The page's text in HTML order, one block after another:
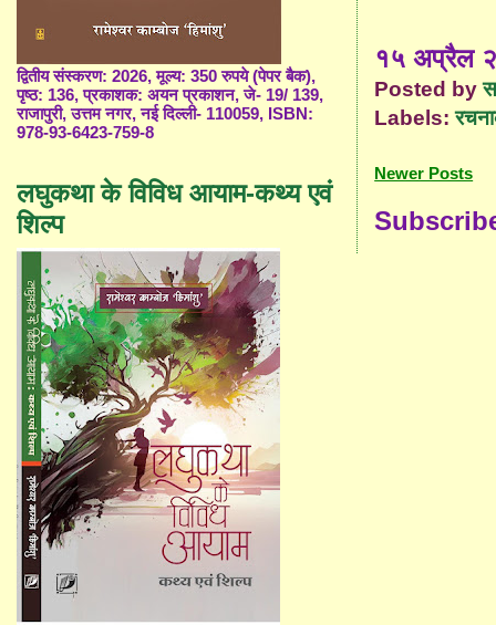
१५ अप्रैल
Posted by
Labels:
Newer Posts
द्वितीय संस्करण: 2026, मूल्य: 350 रुपये (पेपर बैक),
पृष्ठ: 136, प्रकाशक: अयन प्रकाशन, जे- 19/ 139,
राजापुरी, उत्तम नगर, नई दिल्ली- 110059, ISBN:
978-93-6423-759-8
लघुकथा के विविध आयाम-कथ्य एवं
शिल्प